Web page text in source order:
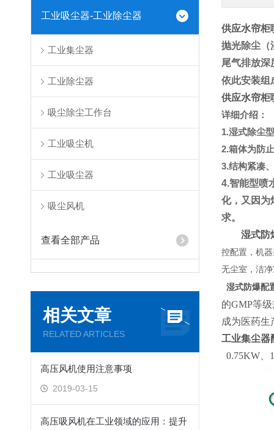
工业吸尘器-工业除尘器
工业集尘器
工业除尘器
吸尘除尘工作台
工业吸尘机
工业吸尘器
吸尘风机
查看全部产品
相关文章
RELATED ARTICLES
高压风机使用注意事项
2019-03-15
高压吸风机在工业领域的应用：提升
供应水帘柜
抛光除尘（
尾气排放深
依此安装组
供应水帘柜
详细介绍：
1.湿式除尘
2.箱体为防
3.结构紧凑
4.智能型喷
化，又因为
求。
湿式防
控配置，机
无尘室，洁
湿式防爆配
的GMP等
成为医药生
工业集尘器
0.75KW、